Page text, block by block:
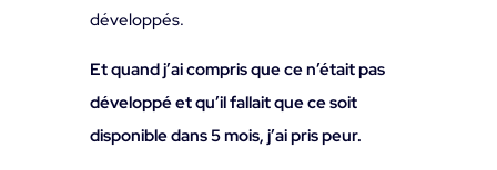
développés.
Et quand j’ai compris que ce n’était pas
développé et qu’il fallait que ce soit
disponible dans 5 mois, j’ai pris peur.